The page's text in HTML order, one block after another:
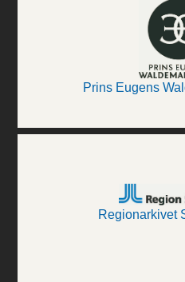
Prins Eugens
Regionarkivet